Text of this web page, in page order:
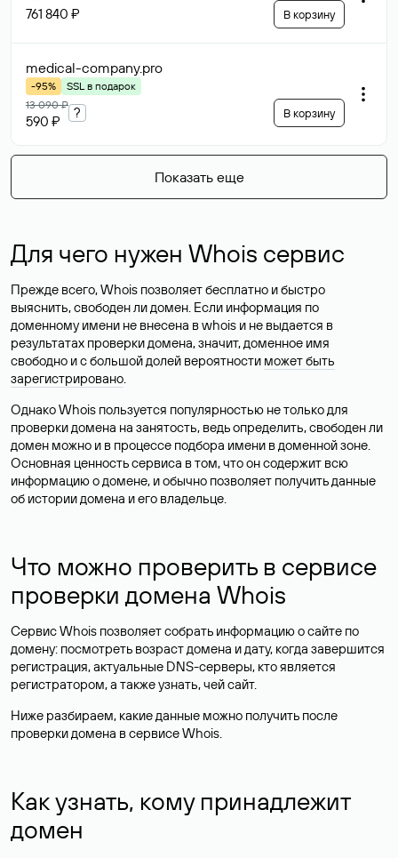
761 840 ₽ В корзину
medical-company.pro
-95%
SSL в подарок
13 090 ₽
590 ₽
? В корзину
Показать еще
Для чего нужен Whois сервис
Прежде всего, Whois позволяет бесплатно и быстро
выяснить, свободен ли домен. Если информация по
доменному имени не внесена в whois и не выдается в
результатах проверки домена, значит, доменное имя
свободно и с большой долей вероятности может быть
зарегистрировано.
Однако Whois пользуется популярностью не только для
проверки домена на занятость, ведь определить, свободен ли
домен можно и в процессе подбора имени в доменной зоне.
Основная ценность сервиса в том, что он содержит всю
информацию о домене, и обычно позволяет получить данные
об истории домена и его владельце.
Что можно проверить в сервисе
проверки домена Whois
Сервис Whois позволяет собрать информацию о сайте по
домену: посмотреть возраст домена и дату, когда завершится
регистрация, актуальные DNS-серверы, кто является
регистратором, а также узнать, чей сайт.
Ниже разбираем, какие данные можно получить после
проверки домена в сервисе Whois.
Как узнать, кому принадлежит
домен